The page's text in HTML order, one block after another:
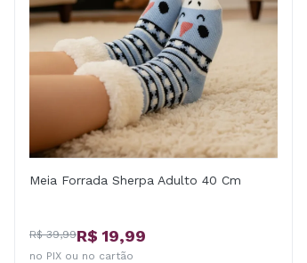
Meia Forrada Sherpa Adulto 40 Cm
R$ 39,99R$ 19,99
no PIX ou no cartão